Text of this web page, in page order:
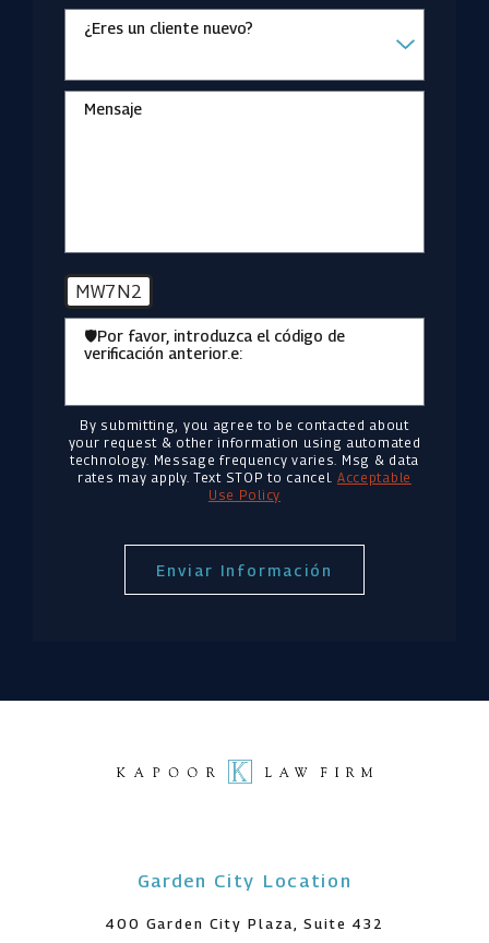
¿Eres un cliente nuevo?
Mensaje
MW7N2
🛡️Por favor, introduzca el código de
verificación anterior.e:
By submitting, you agree to be contacted about
your request & other information using automated
technology. Message frequency varies. Msg & data
rates may apply. Text STOP to cancel. Acceptable
Use Policy
Enviar Información
Garden City Location
400 Garden City Plaza, Suite 432